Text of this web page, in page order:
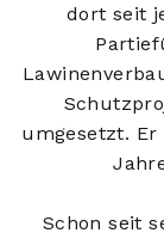
dort seit
umgesetzt.
Schon seit